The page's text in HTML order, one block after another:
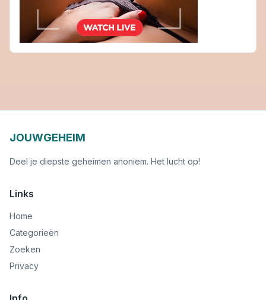
JOUWGEHEIM
Deel je diepste geheimen anoniem. Het lucht op!
Links
Home
Categorieën
Zoeken
Privacy